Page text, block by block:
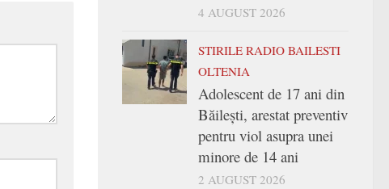
4 AUGUST 2026
STIRILE RADIO BAILESTI
OLTENIA
Adolescent de 17 ani din
Băilești, arestat preventiv
pentru viol asupra unei
minore de 14 ani
2 AUGUST 2026